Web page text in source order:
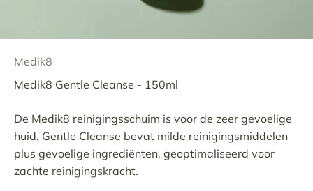
Medik8
Medik8 Gentle Cleanse - 150ml
De Medik8 reinigingsschuim is voor de zeer gevoelige
huid. Gentle Cleanse bevat milde reinigingsmiddelen
plus gevoelige ingrediënten, geoptimaliseerd voor
zachte reinigingskracht.